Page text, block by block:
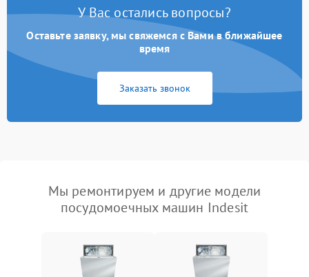
У Вас остались вопросы?
Оставьте заявку, мы свяжемся с Вами в ближайшее
время
Заказать звонок
Мы ремонтируем и другие модели
посудомоечных машин Indesit